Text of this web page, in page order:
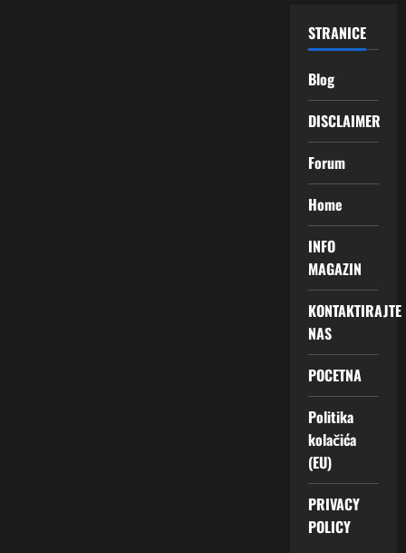
STRANICE
Blog
DISCLAIMER
Forum
Home
INFO
MAGAZIN
KONTAKTIRAJTE
NAS
POCETNA
Politika
kolačića
(EU)
PRIVACY
POLICY